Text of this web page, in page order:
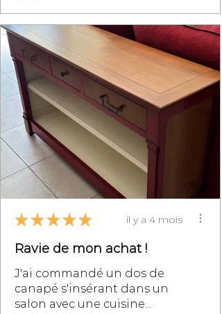
★ ★ ★ ★ ★ il y a 4 mois
Ravie de mon achat !
J'ai commandé un dos de
canapé s'insérant dans un
salon avec une cuisine...